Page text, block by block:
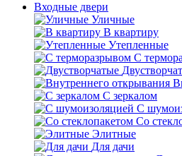
Входные двери
Уличные
В квартиру
Утепленные
С
С зеркалом
С
Со
Элитные
Для дачи